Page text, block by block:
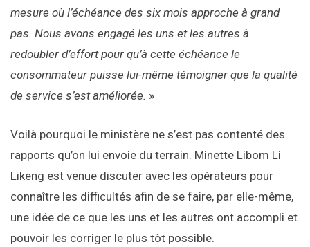
mesure où l’échéance des six mois approche à grand
pas. Nous avons engagé les uns et les autres à
redoubler d’effort pour qu’à cette échéance le
consommateur puisse lui-même témoigner que la qualité
de service s’est améliorée. »
Voilà pourquoi le ministère ne s’est pas contenté des
rapports qu’on lui envoie du terrain. Minette Libom Li
Likeng est venue discuter avec les opérateurs pour
connaître les difficultés afin de se faire, par elle-même,
une idée de ce que les uns et les autres ont accompli et
pouvoir les corriger le plus tôt possible.